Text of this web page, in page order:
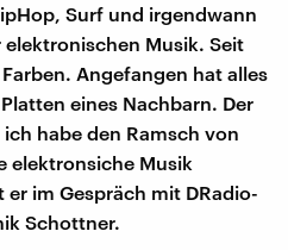
Surf und irgendwann
Musik. Seit
Angefangen hat alles
eines Nachbarn. Der
habe den Ramsch von
elektronsiche Musik
im Gespräch mit DRadio-
Schottner.